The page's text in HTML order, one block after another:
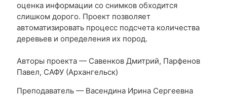
оценка информации со снимков обходится
слишком дорого. Проект позволяет
автоматизировать процесс подсчета количества
деревьев и определения их пород.
Авторы проекта — Савенков Дмитрий, Парфенов
Павел, САФУ (Архангельск)
Преподаватель — Васендина Ирина Сергеевна